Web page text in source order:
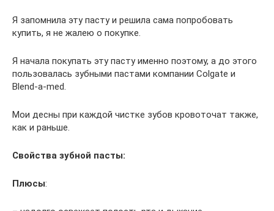
Я запомнила эту пасту и решила сама попробовать
купить, я не жалею о покупке.
Я начала покупать эту пасту именно поэтому, а до этого
пользовалась зубными пастами компании Colgate и
Blend-a-med.
Мои десны при каждой чистке зубов кровоточат также,
как и раньше.
Свойства зубной пасты:
Плюсы: